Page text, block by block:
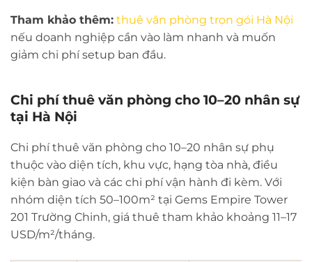
Phù hợp với Startup, nhóm dự án, văn phòng đại
Tham khảo thêm: thuê văn phòng trọn gói Hà Nội
nếu doanh nghiệp cần vào làm nhanh và muốn
giảm chi phí setup ban đầu.
Chi phí thuê văn phòng cho 10–20 nhân sự
tại Hà Nội
Chi phí thuê văn phòng cho 10–20 nhân sự phụ
thuộc vào diện tích, khu vực, hạng tòa nhà, điều
kiện bàn giao và các chi phí vận hành đi kèm. Với
nhóm diện tích 50–100m² tại Gems Empire Tower
201 Trường Chinh, giá thuê tham khảo khoảng 11–17
USD/m²/tháng.